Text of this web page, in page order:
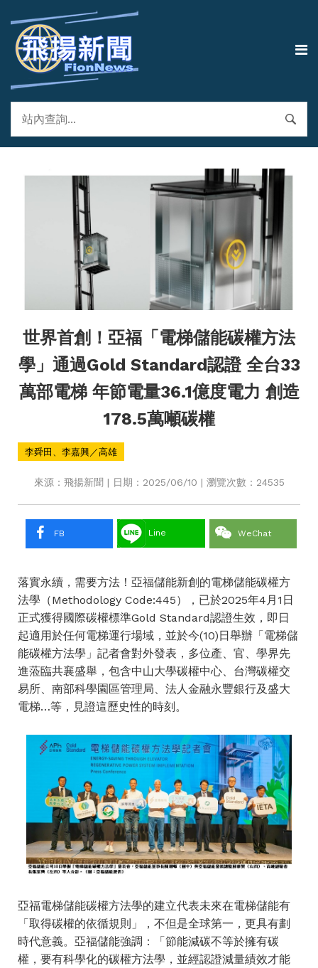
世界首創！亞福「電梯儲能碳權方法
學」通過Gold Standard認證 全台33
萬部電梯 年節電量36.1億度電力 創造
178.5萬噸碳權
李舜田、李嘉興／高雄
來源：飛揚新聞 | 日期：2025/06/10 | 瀏覽次數：24535
FB Line WeChat
落實永續，需要方法！亞福儲能新創的電梯儲能碳權方
法學（Methodology Code:445），已於2025年4月1日
正式獲得國際碳權標準Gold Standard認證生效，即日
起適用於任何電梯運行場域，並於今(10)日舉辦「電梯儲
能碳權方法學」記者會對外發表，多位產、官、學界先
進蒞臨共襄盛舉，包含中山大學碳權中心、台灣碳權交
易所、南部科學園區管理局、法人金融永豐銀行及盛大
電梯…等，見證這歷史性的時刻。
亞福電梯儲能碳權方法學的建立代表未來在電梯儲能有
「取得碳權的依循規則」，不但是全球第一，更具有劃
時代意義。亞福儲能強調：「 節能減碳不等於擁有碳
權，要有科學化的碳權方法學，並經認證減量績效才能